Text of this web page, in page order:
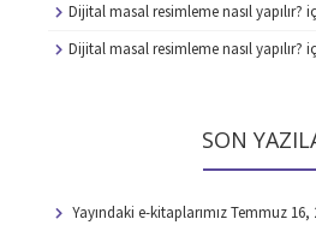
Dijital masal resimleme nasıl yapılır?
Dijital masal resimleme nasıl yapılır?
SON
Yayındaki e-kitaplarımızTemmuz 16,